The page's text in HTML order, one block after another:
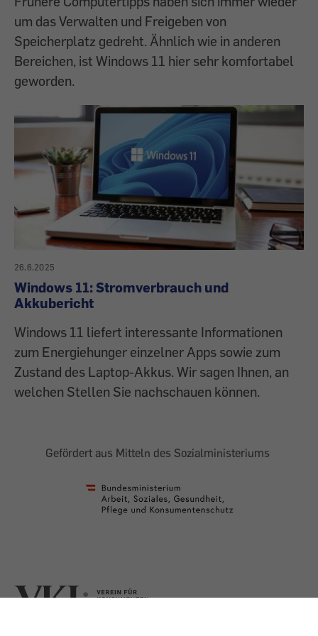
um das Verwalten und Freigeben von
Speicherplatz gedreht. Ähnlich wie in anderen
Bereichen, ist Windows 11 hier sehr komfortabel
geworden.
26.6.2025
Windows 11: Stromverbrauch und
Akkubericht
Windows 11 liefert interessante Informationen
zum Energiehunger einzelner Apps sowie zum
Zustand des Laptop-Akkus. Wir sagen Ihnen, an
welchen Stellen Sie nachschauen können.
Gefördert aus Mitteln des Sozialministeriums